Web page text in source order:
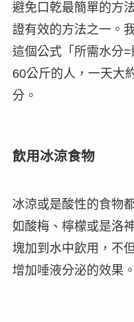
避免口乾最簡單的方
證有效的方法之一。
這個公式「 所需水分
60公斤的人，一天大
分。
飲用冰涼食物
冰涼或是酸性的食物
如 酸梅、檸檬或是洛
塊加到水中飲用，不
增加唾液分泌的效果。